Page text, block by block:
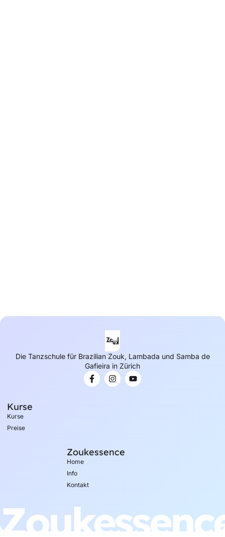
Nachricht
Die Tanzschule für Brazilian Zouk, Lambada und Samba de
Gafieira in Zürich
Kurse
Kurse
Preise
Zoukessence
Home
Info
Kontakt